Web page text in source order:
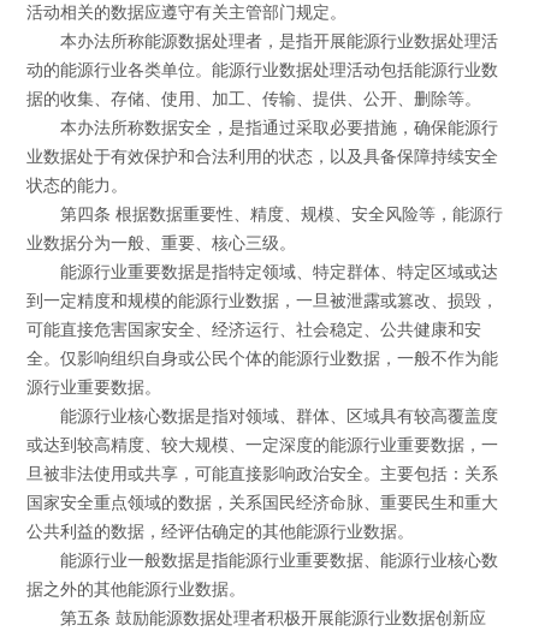
活动相关的数据应遵守有关主管部门规定。
本办法所称能源数据处理者，是指开展能源行业数据处理活
动的能源行业各类单位。能源行业数据处理活动包括能源行业数
据的收集、存储、使用、加工、传输、提供、公开、删除等。
本办法所称数据安全，是指通过采取必要措施，确保能源行
业数据处于有效保护和合法利用的状态，以及具备保障持续安全
状态的能力。
第四条 根据数据重要性、精度、规模、安全风险等，能源行
业数据分为一般、重要、核心三级。
能源行业重要数据是指特定领域、特定群体、特定区域或达
到一定精度和规模的能源行业数据，一旦被泄露或篡改、损毁，
可能直接危害国家安全、经济运行、社会稳定、公共健康和安
全。仅影响组织自身或公民个体的能源行业数据，一般不作为能
源行业重要数据。
能源行业核心数据是指对领域、群体、区域具有较高覆盖度
或达到较高精度、较大规模、一定深度的能源行业重要数据，一
旦被非法使用或共享，可能直接影响政治安全。主要包括：关系
国家安全重点领域的数据，关系国民经济命脉、重要民生和重大
公共利益的数据，经评估确定的其他能源行业数据。
能源行业一般数据是指能源行业重要数据、能源行业核心数
据之外的其他能源行业数据。
第五条 鼓励能源数据处理者积极开展能源行业数据创新应